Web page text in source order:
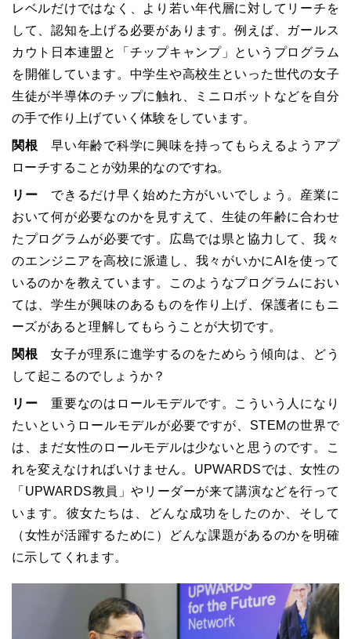
レベルだけではなく、より若い年代層に対してリーチを
して、認知を上げる必要があります。例えば、ガールス
カウト日本連盟と「チップキャンプ」というプログラム
を開催しています。中学生や高校生といった世代の女子
生徒が半導体のチップに触れ、ミニロボットなどを自分
の手で作り上げていく体験をしています。
関根 早い年齢で科学に興味を持ってもらえるようアプ
ローチすることが効果的なのですね。
リー できるだけ早く始めた方がいいでしょう。産業に
おいて何が必要なのかを見すえて、生徒の年齢に合わせ
たプログラムが必要です。広島では県と協力して、我々
のエンジニアを高校に派遣し、我々がいかにAIを使って
いるのかを教えています。このようなプログラムにおい
ては、学生が興味のあるものを作り上げ、保護者にもニ
ーズがあると理解してもらうことが大切です。
関根 女子が理系に進学するのをためらう傾向は、どう
して起こるのでしょうか？
リー 重要なのはロールモデルです。こういう人になり
たいというロールモデルが必要ですが、STEMの世界で
は、まだ女性のロールモデルは少ないと思うのです。こ
れを変えなければいけません。UPWARDSでは、女性の
「UPWARDS教員」やリーダーが来て講演などを行って
います。彼女たちは、どんな成功をしたのか、そして
（女性が活躍するために）どんな課題があるのかを明確
に示してくれます。